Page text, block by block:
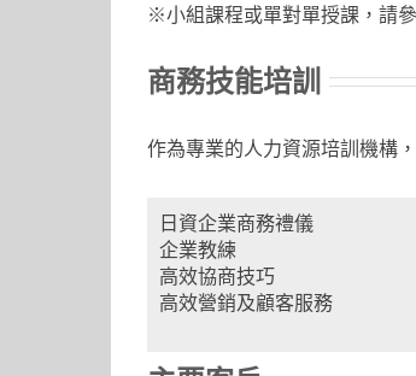
※小組課程或單對單授課，請
商務技能培訓
作為專業的人力資源培訓機構
日資企業商務禮儀
企業教練
高效協商技巧
高效營銷及顧客服務